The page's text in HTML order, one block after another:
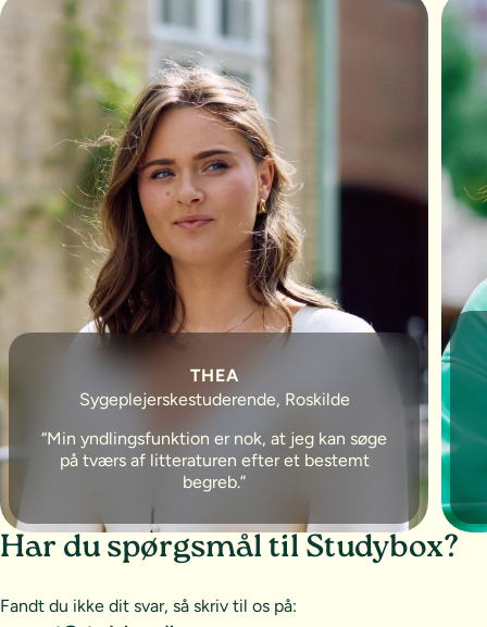
THEA
Sygeplejerskestuderende, Roskilde
Min yndlingsfunktion er nok, at jeg kan søge
på tværs af litteraturen efter et bestemt
begreb.
Har du spørgsmål til Studybox?
Fandt du ikke dit svar, så skriv til os på: